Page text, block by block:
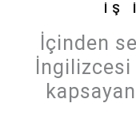
İŞ
İçinden